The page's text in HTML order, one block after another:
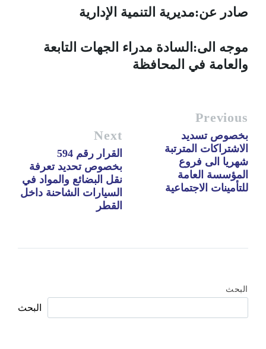
صادر عن:مديرية التنمية الإدارية
موجه الى:السادة مدراء الجهات التابعة
والعامة في المحافظة
Previous
بخصوص تسديد
الاشتراكات المترتبة
شهريا الى فروع
المؤسسة العامة
للتأمينات الاجتماعية
Next
القرار رقم 594
بخصوص تحديد تعرفة
نقل البضائع والمواد في
السيارات الشاحنة داخل
القطر
البحث
البحث